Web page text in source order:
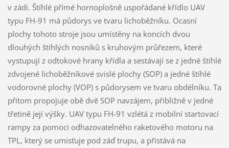
v zádi. Štíhlé přímé hornoplošně uspořádané křídlo UAV
typu FH-91 má půdorys ve tvaru lichoběžníku. Ocasní
plochy tohoto stroje jsou umístěny na koncích dvou
dlouhých štíhlých nosníků s kruhovým průřezem, které
vystupují z odtokové hrany křídla a sestávají se z jedné štíhlé
zdvojené lichoběžníkové svislé plochy (SOP) a jedné štíhlé
vodorovné plochy (VOP) s půdorysem ve tvaru obdélníku. Ta
přitom propojuje obě dvě SOP navzájem, přibližně v jedné
třetině její výšky. UAV typu FH-91 vzlétá z mobilní startovací
rampy za pomoci odhazovatelného raketového motoru na
TPL, který se umisťuje pod záď trupu, a přistává na